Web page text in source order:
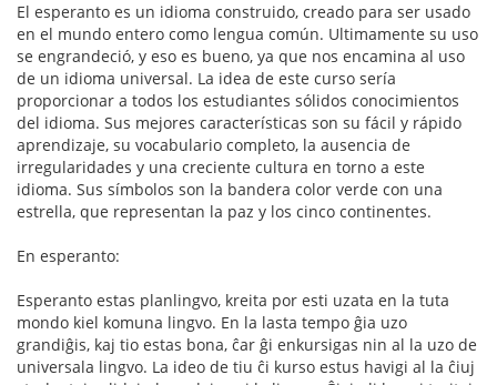
El esperanto es un idioma construido, creado para ser usado
en el mundo entero como lengua común. Ultimamente su uso
se engrandeció, y eso es bueno, ya que nos encamina al uso
de un idioma universal. La idea de este curso sería
proporcionar a todos los estudiantes sólidos conocimientos
del idioma. Sus mejores características son su fácil y rápido
aprendizaje, su vocabulario completo, la ausencia de
irregularidades y una creciente cultura en torno a este
idioma. Sus símbolos son la bandera color verde con una
estrella, que representan la paz y los cinco continentes.
En esperanto:
Esperanto estas planlingvo, kreita por esti uzata en la tuta
mondo kiel komuna lingvo. En la lasta tempo ĝia uzo
grandiĝis, kaj tio estas bona, ĉar ĝi enkursigas nin al la uzo de
universala lingvo. La ideo de tiu ĉi kurso estus havigi al la ĉiuj